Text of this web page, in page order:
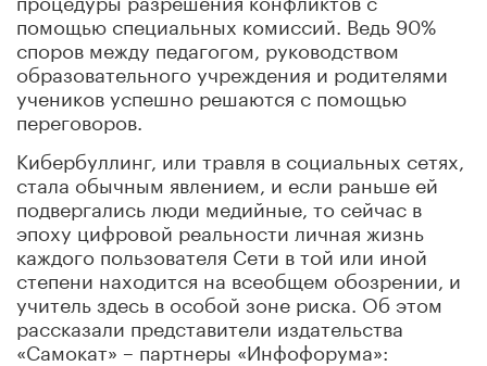
помощью специальных комиссий. Ведь 90%
споров между педагогом, руководством
образовательного учреждения и родителями
учеников успешно решаются с помощью
переговоров.
Кибербуллинг, или травля в социальных сетях,
стала обычным явлением, и если раньше ей
подвергались люди медийные, то сейчас в
эпоху цифровой реальности личная жизнь
каждого пользователя Сети в той или иной
степени находится на всеобщем обозрении, и
учитель здесь в особой зоне риска. Об этом
рассказали представители издательства
«Самокат» – партнеры «Инфофорума»: